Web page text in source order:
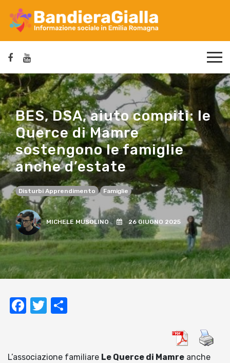
BES, DSA, aiuto compiti: le
Querce di Mamre
sostengono le famiglie
anche d’estate
Disturbi Apprendimento Famiglie
MICHELE MUSOLINO 26 GIUGNO 2025
Facebook
Twitter
L’associazione familiare Le Querce di Mamre anche